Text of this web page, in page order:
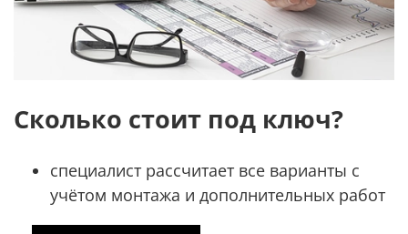
Сколько стоит под ключ?
специалист рассчитает все варианты с
учётом монтажа и дополнительных работ